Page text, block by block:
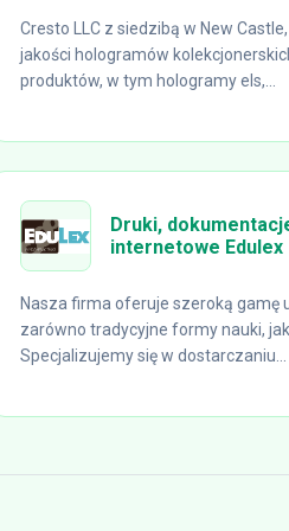
Cresto LLC z siedzibą w New
jakości hologramów
produktów, w tym hologramy els,...
Druki,
internetowe Edulex
Nasza firma oferuje szeroką gamę
zarówno tradycyjne formy nauki,
Specjalizujemy się w dostarczaniu...